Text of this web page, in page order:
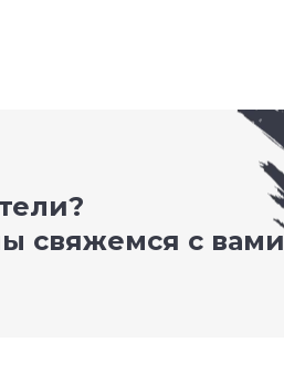
свяжемся с вами